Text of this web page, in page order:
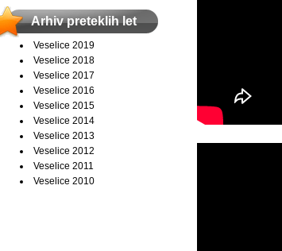
Arhiv preteklih let
Veselice 2019
Veselice 2018
Veselice 2017
Veselice 2016
Veselice 2015
Veselice 2014
Veselice 2013
Veselice 2012
Veselice 2011
Veselice 2010